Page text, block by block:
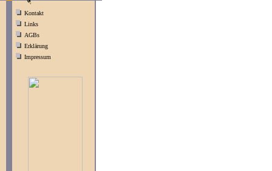
Kontakt
Links
AGBs
Erklärung
Impressum